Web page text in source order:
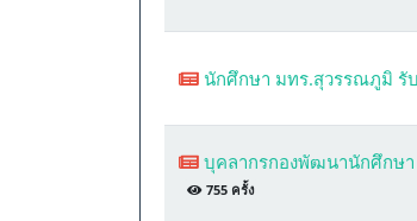
นักศึกษา มทร.สุวรรณภูมิ รั
บุคลากรกองพัฒนานักศึกษา
755 ครั้ง